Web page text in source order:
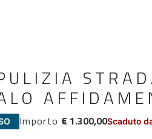
Importo € 1.300,00Scaduto